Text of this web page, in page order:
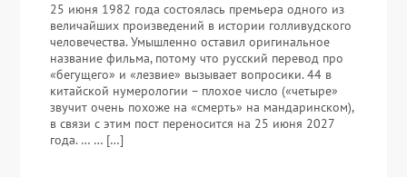
25 июня 1982 года состоялась премьера одного из
величайших произведений в истории голливудского
человечества. Умышленно оставил оригинальное
название фильма, потому что русский перевод про
«бегущего» и «лезвие» вызывает вопросики. 44 в
китайской нумерологии – плохое число («четыре»
звучит очень похоже на «смерть» на мандаринском),
в связи с этим пост переносится на 25 июня 2027
года. … … […]